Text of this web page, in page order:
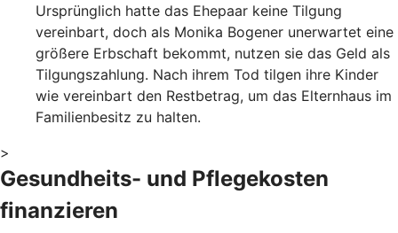
Ursprünglich hatte das Ehepaar keine Tilgung
vereinbart, doch als Monika Bogener unerwartet eine
größere Erbschaft bekommt, nutzen sie das Geld als
Tilgungszahlung. Nach ihrem Tod tilgen ihre Kinder
wie vereinbart den Restbetrag, um das Elternhaus im
Familienbesitz zu halten.
>
Gesundheits- und Pflegekosten
finanzieren